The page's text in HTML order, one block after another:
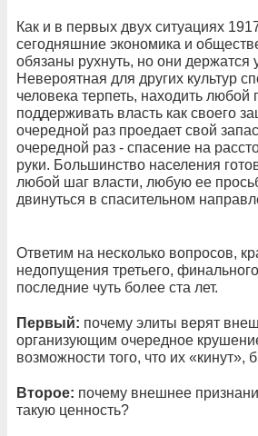
Как и в первых двух ситуациях
сегодняшние экономика и
обязаны рухнуть, но они держатся
Невероятная для других культур
человека терпеть, находить любой
поддерживать власть как своего
очередной раз проедает свой
очередной раз - спасение на
руки. Большинство населения
любой шаг власти, любую ее
двинуться в спасительном
Ответим на несколько вопросов,
недопущения третьего,
последние чуть более ста лет.
Первый: почему элиты верят
организующим очередное
возможности того, что их «кинут»,
Второе: почему внешнее
такую ценность?